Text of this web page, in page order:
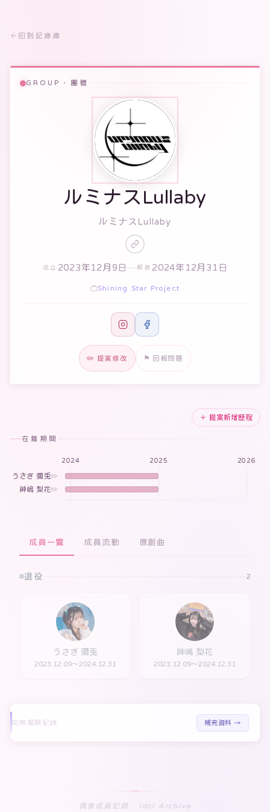
回到記錄庫
GROUP · 團體
ルミナスLullaby
ルミナスLullaby
成立 2023年12月9日 解散 2024年12月31日
Shining Star Project
✏️ 提案修改 ⚑ 回報問題
＋ 提案新增歷程
在籍期間
2024 2025 2026
うさぎ 彌兎✏️
神嶋 梨花✏️
成員一覽 成員流動 原創曲
退役 2
うさぎ 彌兎
2023.12.09～2024.12.31
神嶋 梨花
2023.12.09～2024.12.31
尚無編輯紀錄 補充資料 →
偶像成員記録 · Idol Archive